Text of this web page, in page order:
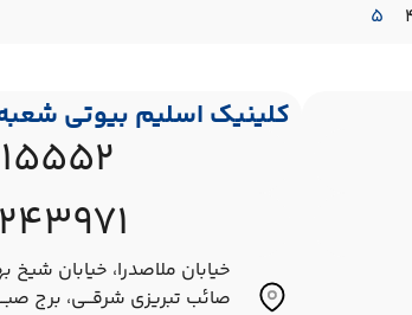
۵
کلینیک اسلیم بیوتی
خیابان ملاصدرا، خیابان
صائب تبریزی شرقـــی، برج